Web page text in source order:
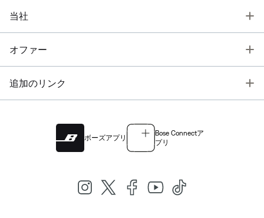
当社
オファー
追加のリンク
ボーズアプリ
Bose Connectア
プリ